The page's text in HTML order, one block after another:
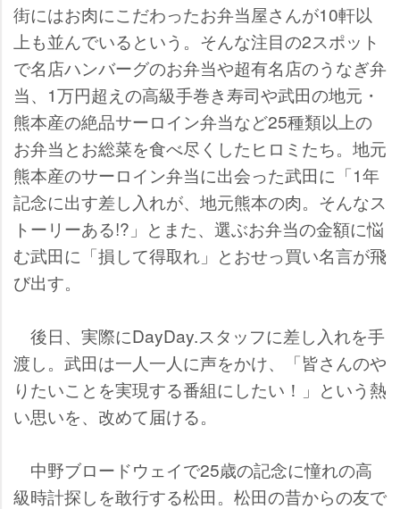
街にはお肉にこだわったお弁当屋さんが10軒以
上も並んでいるという。そんな注目の2スポット
で名店ハンバーグのお弁当や超有名店のうなぎ弁
当、1万円超えの高級手巻き寿司や武田の地元・
熊本産の絶品サーロイン弁当など25種類以上の
お弁当とお総菜を食べ尽くしたヒロミたち。地元
熊本産のサーロイン弁当に出会った武田に「1年
記念に出す差し入れが、地元熊本の肉。そんなス
トーリーある!?」とまた、選ぶお弁当の金額に悩
む武田に「損して得取れ」とおせっ買い名言が飛
び出す。
後日、実際にDayDay.スタッフに差し入れを手
渡し。武田は一人一人に声をかけ、「皆さんの
りたいことを実現する番組にしたい！」という熱
い思いを、改めて届ける。
中野ブロードウェイで25歳の記念に憧れの高
級時計探しを敢行する松田。松田の昔からの友で